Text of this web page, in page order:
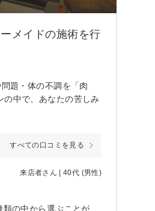
メイドの施術を行
題・体の不調を「肉
中で、あなたの苦しみ
すべての口コミを見る
来店者さん | 40代 (男性)